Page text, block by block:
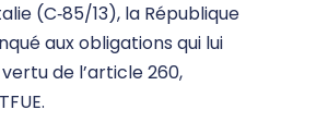
(C‑85/13), la République
aux obligations qui lui
de l’article 260,